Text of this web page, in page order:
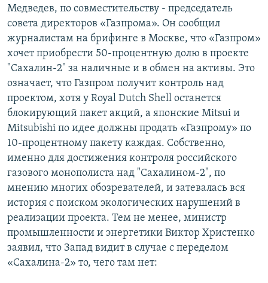
Медведев, по совместительству - председатель
совета директоров «Газпрома». Он сообщил
журналистам на брифинге в Москве, что «Газпром»
хочет приобрести 50-процентную долю в проекте
"Сахалин-2" за наличные и в обмен на активы. Это
означает, что Газпром получит контроль над
проектом, хотя у Royal Dutch Shell останется
блокирующий пакет акций, а японские Mitsui и
Mitsubishi по идее должны продать «Газпрому» по
10-процентному пакету каждая. Собственно,
именно для достижения контроля российского
газового монополиста над "Сахалином-2", по
мнению многих обозревателей, и затевалась вся
история с поиском экологических нарушений в
реализации проекта. Тем не менее, министр
промышленности и энергетики Виктор Христенко
заявил, что Запад видит в случае с переделом
«Сахалина-2» то, чего там нет: